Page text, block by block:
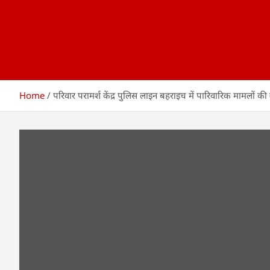
Home परिवार परामर्श केंद्र पुलिस लाइन बहराइच में पारिवारिक मामलों